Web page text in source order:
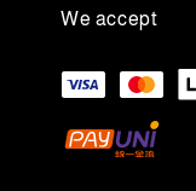
We accept